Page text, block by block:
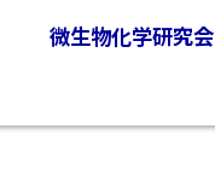
微生物化学研究会